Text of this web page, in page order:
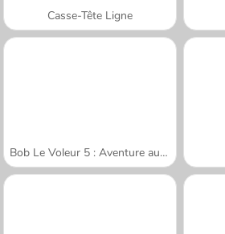
Casse-Tête Ligne
Bob Le Voleur 5 : Aventure au Temple